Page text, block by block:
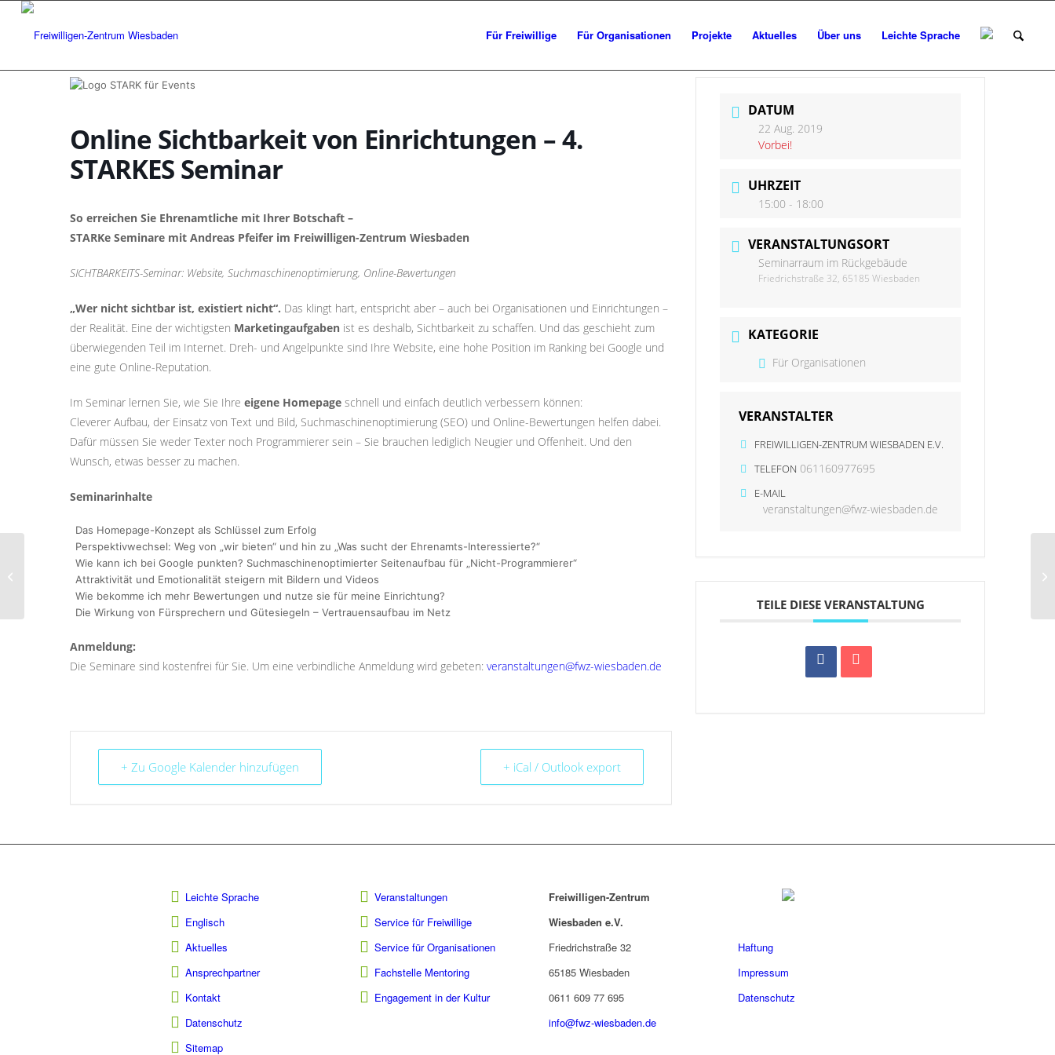
Für Freiwillige Für Organisationen Projekte Aktuelles Über uns Leichte Sprache
Online Sichtbarkeit von Einrichtungen – 4.
STARKES Seminar
So erreichen Sie Ehrenamtliche mit Ihrer Botschaft –
STARKe Seminare mit Andreas Pfeifer im Freiwilligen-Zentrum Wiesbaden
SICHTBARKEITS-Seminar: Website, Suchmaschinenoptimierung, Online-Bewertungen
„Wer nicht sichtbar ist, existiert nicht“. Das klingt hart, entspricht aber – auch bei Organisationen und Einrichtungen –
der Realität. Eine der wichtigsten Marketingaufgaben ist es deshalb, Sichtbarkeit zu schaffen. Und das geschieht zum
überwiegenden Teil im Internet. Dreh- und Angelpunkte sind Ihre Website, eine hohe Position im Ranking bei Google und
eine gute Online-Reputation.
Im Seminar lernen Sie, wie Sie Ihre eigene Homepage schnell und einfach deutlich verbessern können:
Cleverer Aufbau, der Einsatz von Text und Bild, Suchmaschinenoptimierung (SEO) und Online-Bewertungen helfen dabei.
Dafür müssen Sie weder Texter noch Programmierer sein – Sie brauchen lediglich Neugier und Offenheit. Und den
Wunsch, etwas besser zu machen.
Seminarinhalte
Das Homepage-Konzept als Schlüssel zum Erfolg
Perspektivwechsel: Weg von „wir bieten“ und hin zu „Was sucht der Ehrenamts-Interessierte?“
Wie kann ich bei Google punkten? Suchmaschinenoptimierter Seitenaufbau für „Nicht-Programmierer“
Attraktivität und Emotionalität steigern mit Bildern und Videos
Wie bekomme ich mehr Bewertungen und nutze sie für meine Einrichtung?
Die Wirkung von Fürsprechern und Gütesiegeln – Vertrauensaufbau im Netz
Anmeldung:
Die Seminare sind kostenfrei für Sie. Um eine verbindliche Anmeldung wird gebeten: veranstaltungen@fwz-wiesbaden.de
+ Zu Google Kalender hinzufügen + iCal / Outlook export
DATUM
22 Aug. 2019
Vorbei!
UHRZEIT
15:00 - 18:00
VERANSTALTUNGSORT
Seminarraum im Rückgebäude
Friedrichstraße 32, 65185 Wiesbaden
KATEGORIE
Für Organisationen
VERANSTALTER
FREIWILLIGEN-ZENTRUM WIESBADEN E.V.
TELEFON 061160977695
E-MAIL
veranstaltungen@fwz-wiesbaden.de
TEILE DIESE VERANSTALTUNG
Leichte Sprache
Englisch
Aktuelles
Ansprechpartner
Kontakt
Datenschutz
Sitemap
Veranstaltungen
Service für Freiwillige
Service für Organisationen
Fachstelle Mentoring
Engagement in der Kultur
Freiwilligen-Zentrum
Wiesbaden e.V.
Friedrichstraße 32
65185 Wiesbaden
0611 609 77 695
info@fwz-wiesbaden.de
Haftung
Impressum
Datenschutz
Klärungsseminar für
Wiesbadener
Engagement-
Interessierte